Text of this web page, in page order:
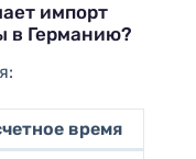
импорт
в Германию?
время